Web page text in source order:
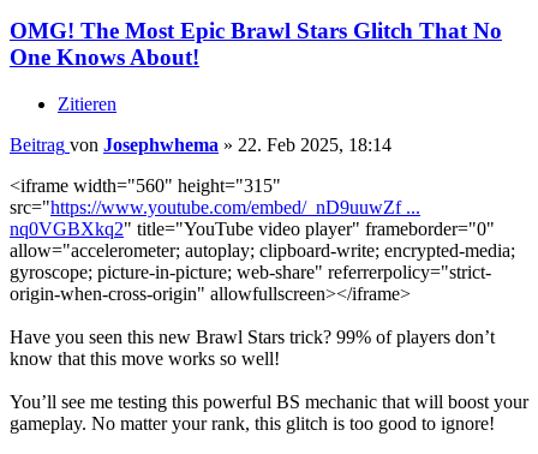
OMG! The Most Epic Brawl Stars Glitch That No
One Knows About!
Zitieren
Beitrag von Josephwhema » 22. Feb 2025, 18:14
<iframe width="560" height="315"
src="https://www.youtube.com/embed/_nD9uuwZf ...
nq0VGBXkq2" title="YouTube video player" frameborder="0"
allow="accelerometer; autoplay; clipboard-write; encrypted-media;
gyroscope; picture-in-picture; web-share" referrerpolicy="strict-
origin-when-cross-origin" allowfullscreen></iframe>
Have you seen this new Brawl Stars trick? 99% of players don’t
know that this move works so well!
You’ll see me testing this powerful BS mechanic that will boost your
gameplay. No matter your rank, this glitch is too good to ignore!